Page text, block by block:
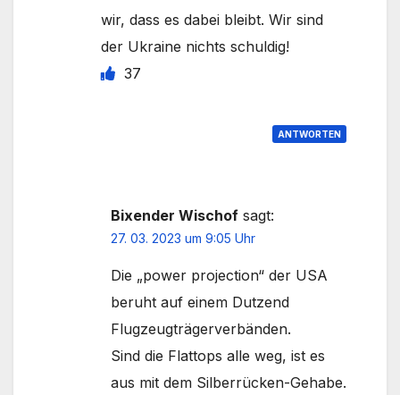
wir, dass es dabei bleibt. Wir sind
der Ukraine nichts schuldig!
37
ANTWORTEN
Bixender Wischof sagt:
27. 03. 2023 um 9:05 Uhr
Die „power projection“ der USA
beruht auf einem Dutzend
Flugzeugträgerverbänden.
Sind die Flattops alle weg, ist es
aus mit dem Silberrücken-Gehabe.